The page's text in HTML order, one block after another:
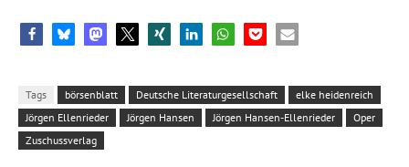
Tags börsenblatt Deutsche Literaturgesellschaft
elke heidenreich
Jörgen Ellenrieder
Jörgen Hansen Jörgen Hansen-Ellenrieder
Oper
Zuschussverlag